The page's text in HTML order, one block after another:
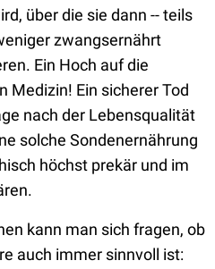
über die sie dann -- teils
zwangsernährt
Ein Hoch auf die
Medizin! Ein sicherer Tod
nach der Lebensqualität
solche Sondenernährung
höchst prekär und im
kann man sich fragen, ob
auch immer sinnvoll ist: